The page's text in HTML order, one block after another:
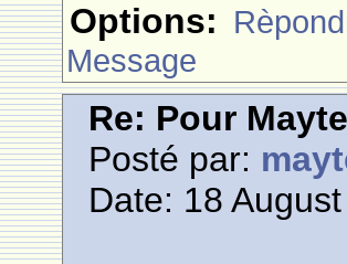
Options:
Message
Re: Pour
Posté par:
Date: 18